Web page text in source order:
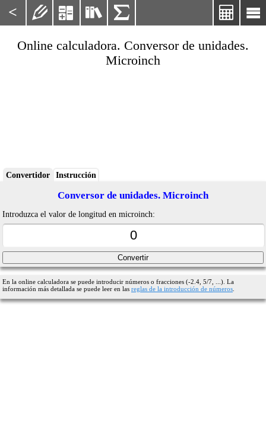
< 

   
Online calculadora. Conversor de unidades.
Microinch
Convertidor Instrucción
Conversor de unidades. Microinch
Introduzca el valor de longitud en microinch:
En la online calculadora se puede introducir números o fracciones (-2.4, 5/7, ...). La
información más detallada se puede leer en las reglas de la introducción de números